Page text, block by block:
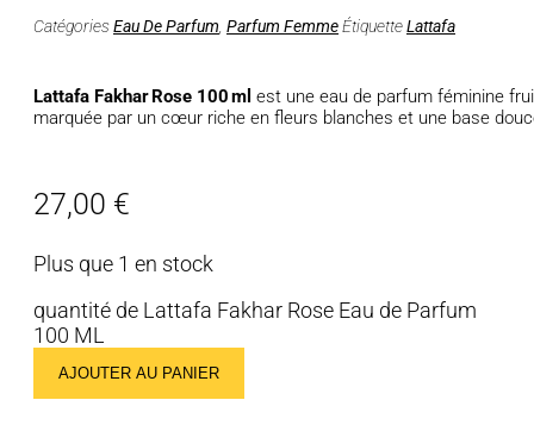
CatégoriesEau De Parfum Parfum FemmeÉtiquetteLattafa
Lattafa Fakhar Rose 100 ml est une eau de parfum féminine
marquée par un cœur riche en fleurs blanches et une base
27,00 €
Plus que 1 en stock
quantité de Lattafa Fakhar Rose Eau de Parfum
100 ML
AJOUTER AU PANIER